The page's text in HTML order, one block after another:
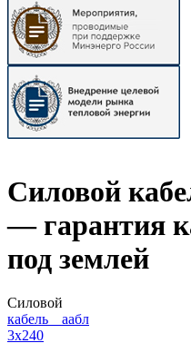
Силовой
— гарантия
под землей
Силовой
кабель аабл
3х240